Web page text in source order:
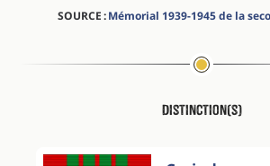
SOURCE :Mémorial 1939-1945 de la
Distinction(s)